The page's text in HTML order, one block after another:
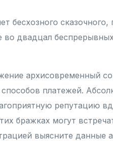
бесхозного
во двадцал
архисовременный
платежей.
репутацию
бражках могут
выясните